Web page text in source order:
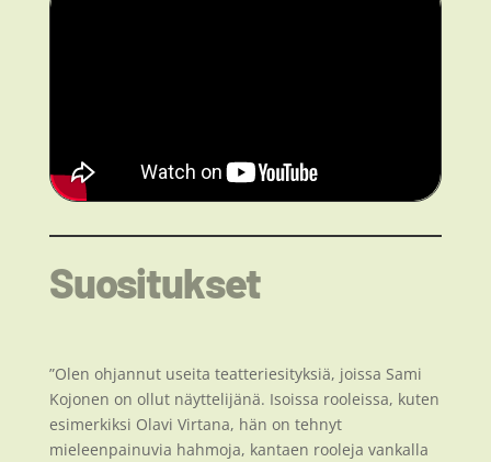
Suositukset
”Olen ohjannut useita teatteriesityksiä, joissa Sami
Kojonen on ollut näyttelijänä. Isoissa rooleissa, kuten
esimerkiksi Olavi Virtana, hän on tehnyt
mieleenpainuvia hahmoja, kantaen rooleja vankalla